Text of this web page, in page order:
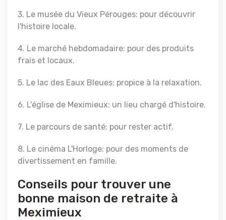
3. Le musée du Vieux Pérouges: pour découvrir
l'histoire locale.
4. Le marché hebdomadaire: pour des produits
frais et locaux.
5. Le lac des Eaux Bleues: propice à la relaxation.
6. L'église de Meximieux: un lieu chargé d'histoire.
7. Le parcours de santé: pour rester actif.
8. Le cinéma L'Horloge: pour des moments de
divertissement en famille.
Conseils pour trouver une
bonne maison de retraite à
Meximieux